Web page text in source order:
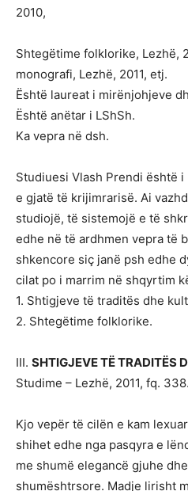
2010,
Shtegëtime folklorike, Lezhë,
monografi, Lezhë, 2011, etj.
Është laureat i mirënjohjeve
Është anëtar i LShSh.
Ka vepra në dsh.
Studiuesi Vlash Prendi është
e gjatë të krijimrarisë. Ai
studiojë, të sistemojë e të
edhe në të ardhmen vepra të
shkencore siç janë psh edhe
cilat po i marrim në shqyrtim
1. Shtigjeve të traditës dhe
2. Shtegëtime folklorike.
III. SHTIGJEVE TË TRADITËS
Studime – Lezhë, 2011, fq. 338.
Kjo vepër të cilën e kam
shihet edhe nga pasqyra e
me shumë elegancë gjuhe
shumështrsore. Madje lirisht